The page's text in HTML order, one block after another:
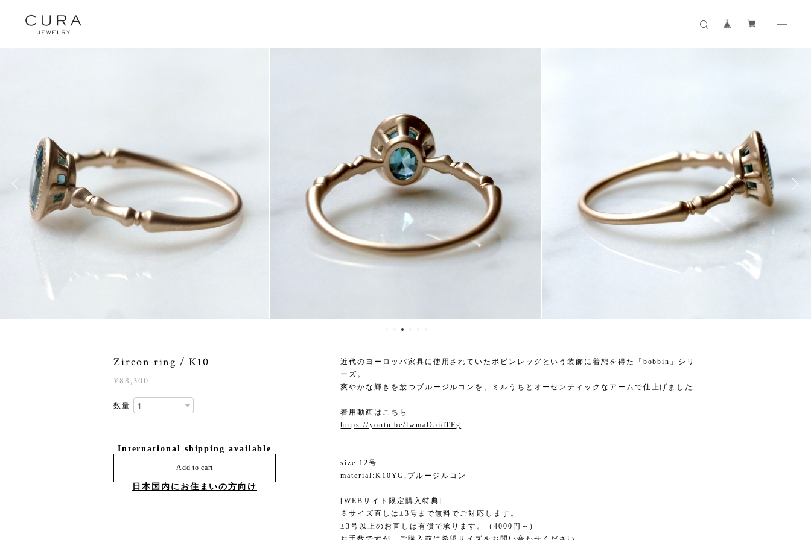
Zircon ring / K10
¥88,300
数量
International shipping available
Add to cart
日本国内にお住まいの方向け
近代のヨーロッパ家具に使用されていたボビンレッグという装飾に着想を得た「bobbin」シリ
ーズ。
爽やかな輝きを放つブルージルコンを、ミルうちとオーセンティックなアームで仕上げました
着用動画はこちら
https://youtu.be/lwmaO5idTFg
size:12号
material:K10YG,ブルージルコン
[WEBサイト限定購入特典]
※サイズ直しは±3号まで無料でご対応します。
±3号以上のお直しは有償で承ります。（4000円～）